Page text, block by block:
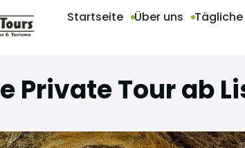
Startseite Über uns
Private Tour ab